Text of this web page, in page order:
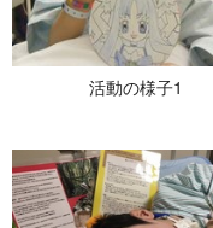
活動の様子1